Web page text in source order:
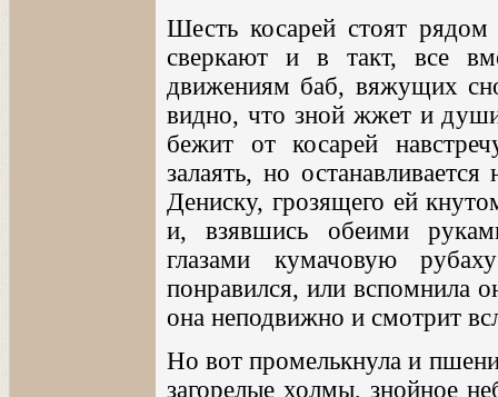
Шесть косарей стоят
сверкают и в такт, все
движениям баб, вяжущих
видно, что зной жжет и
бежит от косарей
залаять, но
Дениску, грозящего ей
и, взявшись обеими
глазами кумачовую
понравился, или вспомнила
она неподвижно и смотрит
Но вот промелькнула и
загорелые холмы, знойное